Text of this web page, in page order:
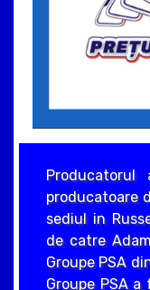
producatoare
sediul in
de catre
Groupe PSA
Groupe PSA